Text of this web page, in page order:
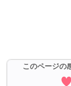
このページの